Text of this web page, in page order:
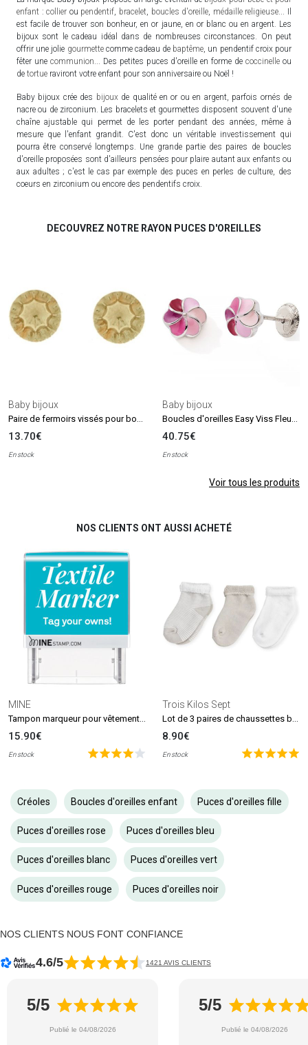
enfant :collier ou pendentif, bracelet, boucles d'oreille, médaille religieuse... Il
est facile de trouver son bonheur, en or jaune, en or blanc ou en argent. Les
bijoux sont le cadeau idéal dans de nombreuses circonstances. On peut
offrir une jolie gourmettecomme cadeau de baptême, un pendentif croix pour
fêter une communion... Des petites puces d'oreille en forme de coccinelle ou
de tortue raviront votre enfant pour son anniversaire ou Noël !
Baby bijoux crée des bijouxde qualité en or ou en argent, parfois ornés de
nacre ou de zirconium. Les bracelets et gourmettes disposent souvent d'une
chaîne ajustable qui permet de les porter pendant des années, même à
mesure que l'enfant grandit. C'est donc un véritable investissement qui
pourra être conservé longtemps. Une grande partie des paires de boucles
d'oreille proposées sont d'ailleurs pensées pour plaire autant aux enfants ou
aux adultes ; c'est le cas par exemple des puces en perles de culture, des
coeurs en zirconium ou encore des pendentifs croix.
DECOUVREZ NOTRE RAYON PUCES D'OREILLES
Baby bijoux
Paire de fermoirs vissés pour boucle d'oreilles (or jaune 375°)
13.70€
En stock
Baby bijoux
Boucles d'oreilles Easy Viss Fleur laquée rose (argent 925)
40.75€
En stock
Voir tous les produits
NOS CLIENTS ONT AUSSI ACHETÉ
MINE
Tampon marqueur pour vêtements et livres MINE Stamp
15.90€
En stock
Trois Kilos Sept
Lot de 3 paires de chaussettes beige et blanc (0-6 mois)
8.90€
En stock
Créoles Boucles d'oreilles enfant Puces d'oreilles fille
Puces d'oreilles rose Puces d'oreilles bleu
Puces d'oreilles blanc Puces d'oreilles vert
Puces d'oreilles rouge Puces d'oreilles noir
NOS CLIENTS NOUS FONT CONFIANCE
4.6/5 1421 AVIS CLIENTS
5/5
Publié le 04/08/2026
5/5
Publié le 04/08/2026